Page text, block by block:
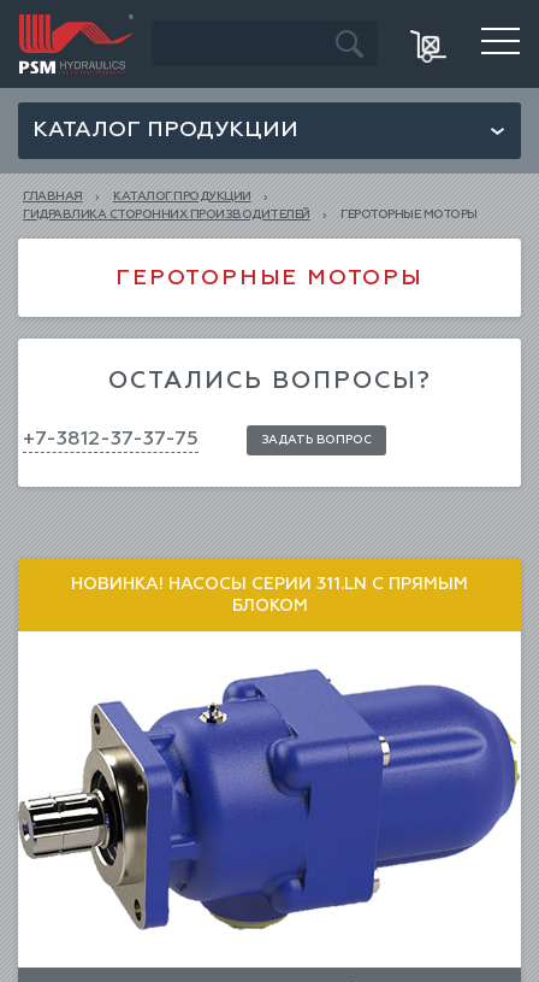
КАТАЛОГ ПРОДУКЦИИ
ГЛАВНАЯ
КАТАЛОГ ПРОДУКЦИИ
ГИДРАВЛИКА СТОРОННИХ ПРОИЗВОДИТЕЛЕЙ
ГЕРОТОРНЫЕ МОТОРЫ
ГЕРОТОРНЫЕ МОТОРЫ
ОСТАЛИСЬ ВОПРОСЫ?
+7-3812-37-37-75 ЗАДАТЬ ВОПРОС
НОВИНКА! НАСОСЫ СЕРИИ 311.LN С ПРЯМЫМ
БЛОКОМ